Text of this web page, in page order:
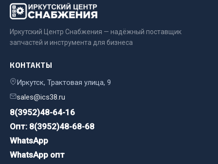
Запчасти Урал
Двигатель
Система питания
Система выпуска газа
Система охлаждения
Тормозная система
Весь раздел
Иркутский Центр Снабжения — надёжный поставщик
запчастей и инструмента для бизнеса
КОНТАКТЫ
Иркутск, Трактовая улица, 9
sales@ics38.ru
8(3952)48-64-16
Опт: 8(3952)48-68-68
WhatsApp
WhatsApp опт